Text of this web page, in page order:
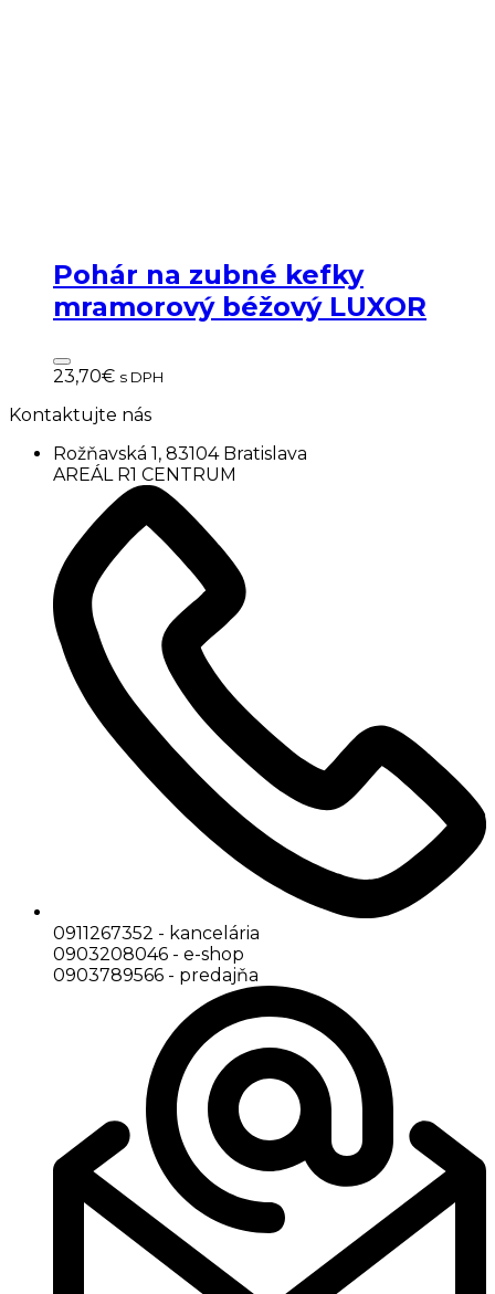
Pohár na zubné kefky
mramorový béžový LUXOR
23,70€ s DPH
Kontaktujte nás
Rožňavská 1, 83104 Bratislava
AREÁL R1 CENTRUM
0911267352 - kancelária
0903208046 - e-shop
0903789566 - predajňa